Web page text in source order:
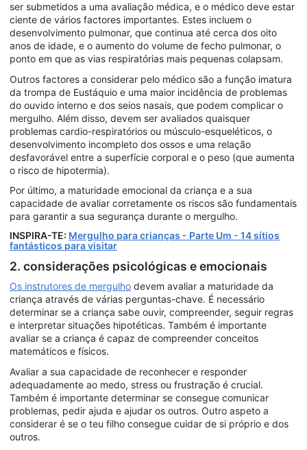
ser submetidos a uma avaliação médica, e o médico deve estar
ciente de vários factores importantes. Estes incluem o
desenvolvimento pulmonar, que continua até cerca dos oito
anos de idade, e o aumento do volume de fecho pulmonar, o
ponto em que as vias respiratórias mais pequenas colapsam.
Outros factores a considerar pelo médico são a função imatura
da trompa de Eustáquio e uma maior incidência de problemas
do ouvido interno e dos seios nasais, que podem complicar o
mergulho. Além disso, devem ser avaliados quaisquer
problemas cardio-respiratórios ou músculo-esqueléticos, o
desenvolvimento incompleto dos ossos e uma relação
desfavorável entre a superfície corporal e o peso (que aumenta
o risco de hipotermia).
Por último, a maturidade emocional da criança e a sua
capacidade de avaliar corretamente os riscos são fundamentais
para garantir a sua segurança durante o mergulho.
INSPIRA-TE: Mergulho para crianças - Parte Um - 14 sítios
fantásticos para visitar
2. considerações psicológicas e emocionais
Os instrutores de mergulho devem avaliar a maturidade da
criança através de várias perguntas-chave. É necessário
determinar se a criança sabe ouvir, compreender, seguir regras
e interpretar situações hipotéticas. Também é importante
avaliar se a criança é capaz de compreender conceitos
matemáticos e físicos.
Avaliar a sua capacidade de reconhecer e responder
adequadamente ao medo, stress ou frustração é crucial.
Também é importante determinar se consegue comunicar
problemas, pedir ajuda e ajudar os outros. Outro aspeto a
considerar é se o teu filho consegue cuidar de si próprio e dos
outros.